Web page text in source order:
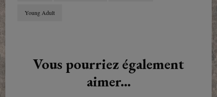
Young Adult
Vous pourriez également
aimer...